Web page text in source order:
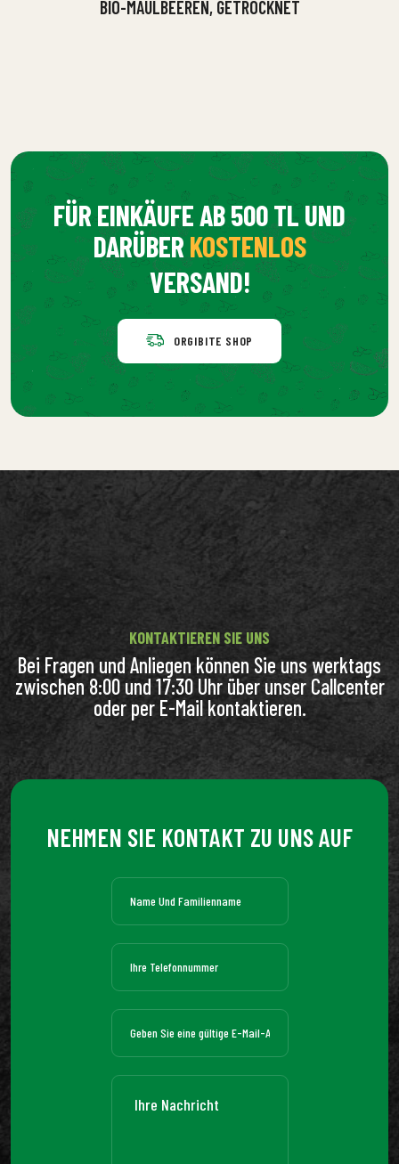
BIO-MAULBEEREN, GETROCKNET
FÜR EINKÄUFE AB 500 TL UND
DARÜBERKOSTENLOS
VERSAND!
ORGIBITE SHOP
KONTAKTIEREN SIE UNS
Bei Fragen und Anliegen können Sie uns werktags
zwischen 8:00 und 17:30 Uhr über unser Callcenter
oder per E-Mail kontaktieren.
NEHMEN SIE KONTAKT ZU UNS AUF